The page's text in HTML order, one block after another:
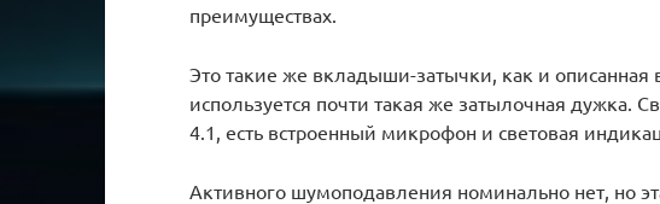
преимуществах.
Это такие же вкладыши-затычки, как и
используется почти такая же затылочная дужка.
4.1, есть встроенный микрофон и световая
Активного шумоподавления номинально нет, но